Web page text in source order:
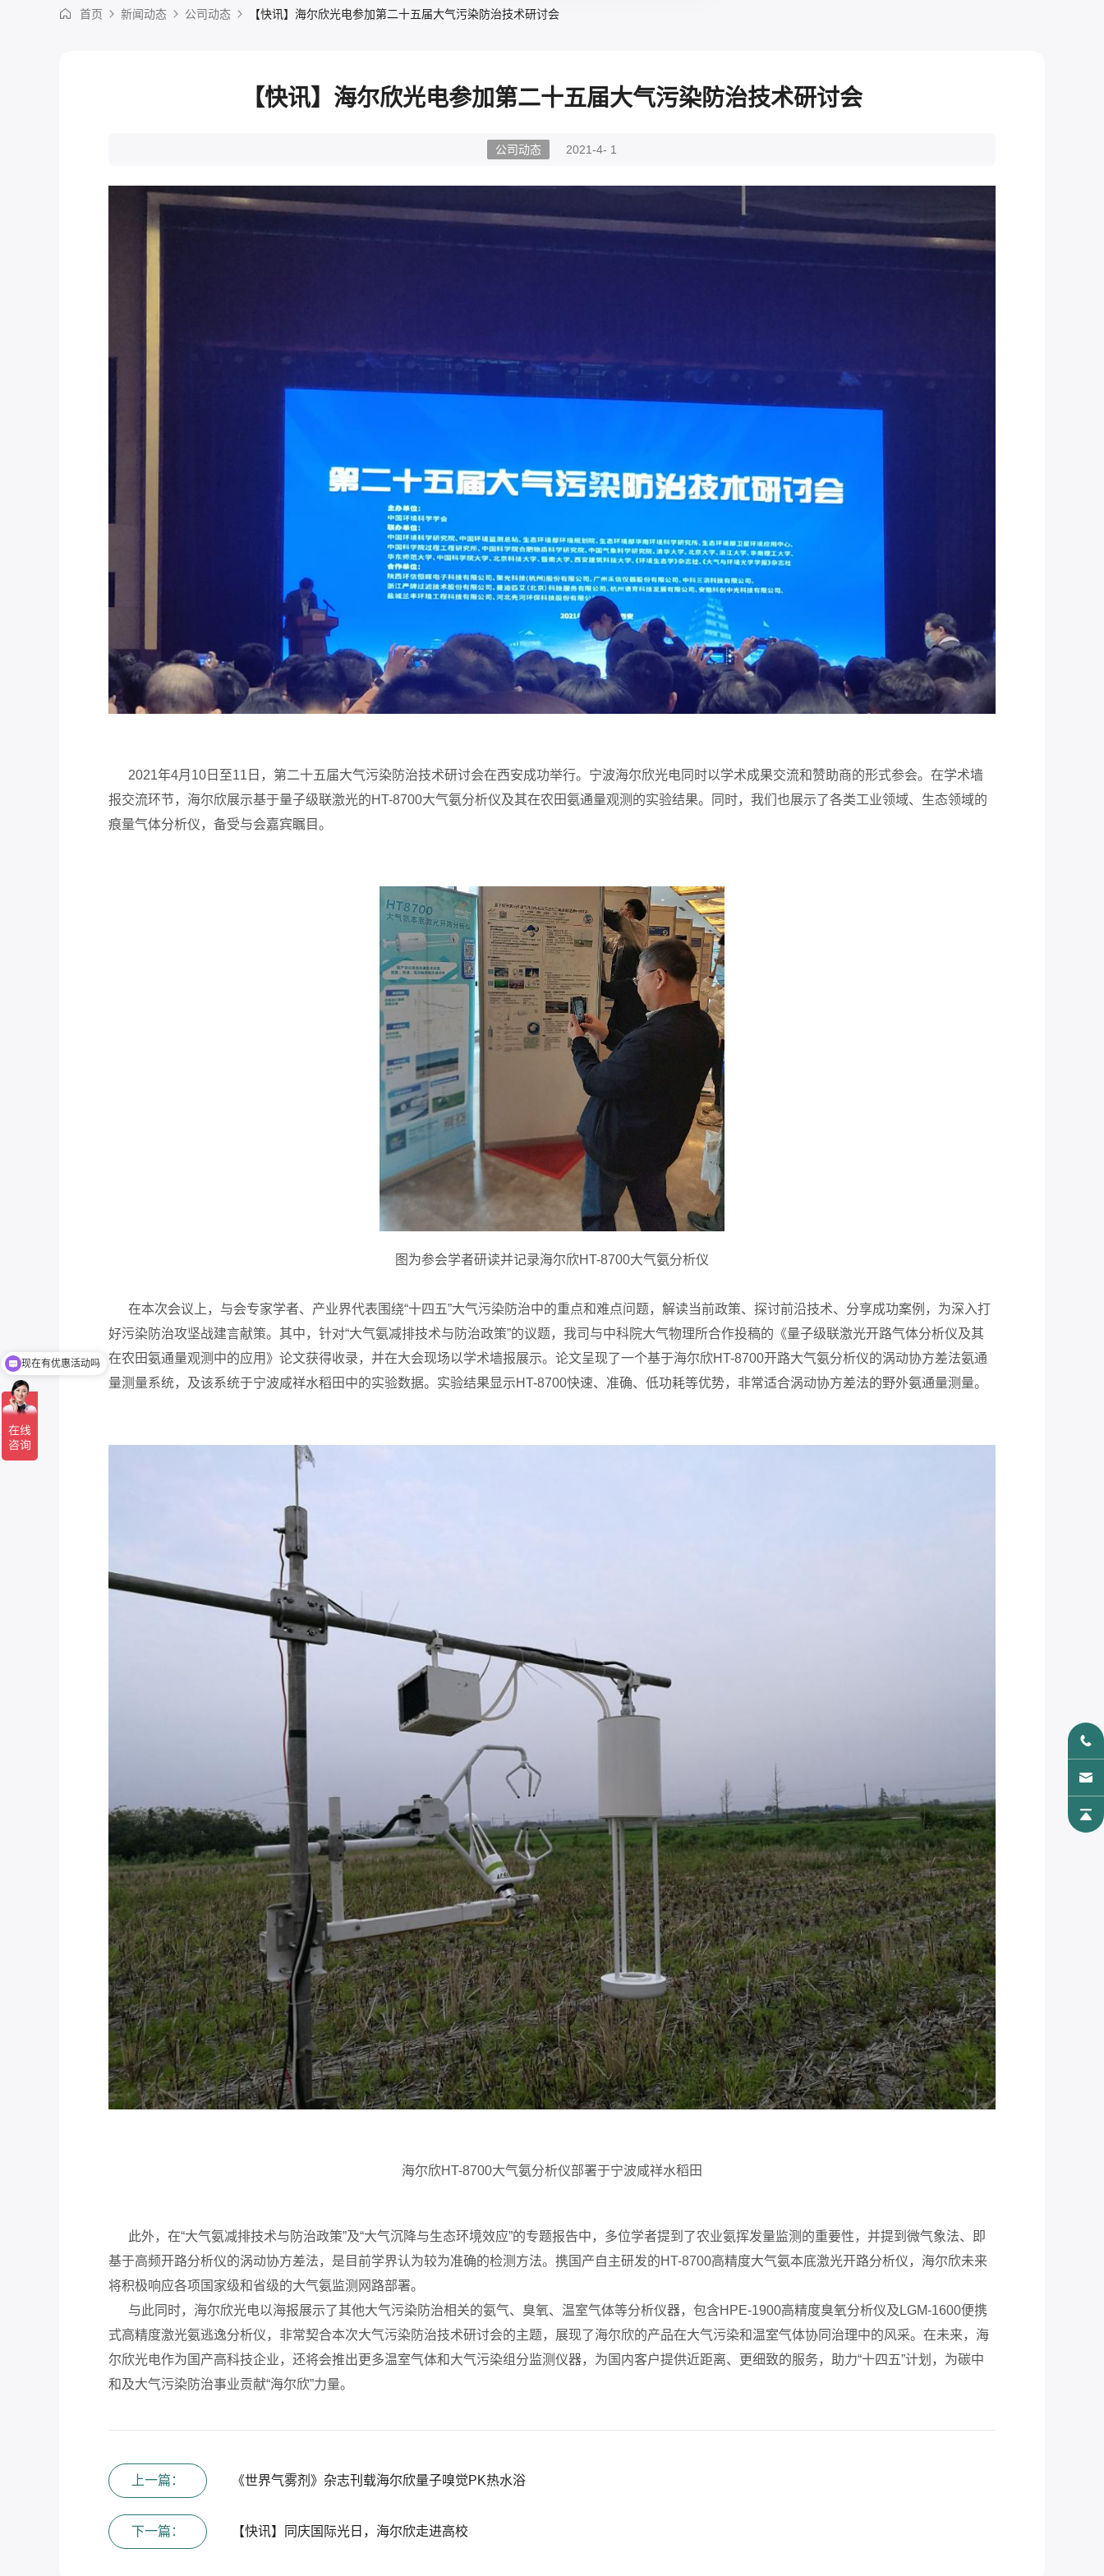
首页 新闻动态 公司动态 【快讯】海尔欣光电参加第二十五届大气污染防治技术研讨会
【快讯】海尔欣光电参加第二十五届大气污染防治技术研讨会
公司动态 2021-4- 1
2021年4月10日至11日，第二十五届大气污染防治技术研讨会在西安成功举行。宁波海尔欣光电同时以学术成果交流和赞助商的形式参会。在学术墙
报交流环节，海尔欣展示基于量子级联激光的HT-8700大气氨分析仪及其在农田氨通量观测的实验结果。同时，我们也展示了各类工业领域、生态领域的
痕量气体分析仪，备受与会嘉宾瞩目。
图为参会学者研读并记录海尔欣HT-8700大气氨分析仪
在本次会议上，与会专家学者、产业界代表围绕“十四五”大气污染防治中的重点和难点问题，解读当前政策、探讨前沿技术、分享成功案例，为深入打
好污染防治攻坚战建言献策。其中，针对“大气氨减排技术与防治政策”的议题，我司与中科院大气物理所合作投稿的《量子级联激光开路气体分析仪及其
在农田氨通量观测中的应用》论文获得收录，并在大会现场以学术墙报展示。论文呈现了一个基于海尔欣HT-8700开路大气氨分析仪的涡动协方差法氨通
量测量系统，及该系统于宁波咸祥水稻田中的实验数据。实验结果显示HT-8700快速、准确、低功耗等优势，非常适合涡动协方差法的野外氨通量测量。
海尔欣HT-8700大气氨分析仪部署于宁波咸祥水稻田
此外，在“大气氨减排技术与防治政策”及“大气沉降与生态环境效应”的专题报告中，多位学者提到了农业氨挥发量监测的重要性，并提到微气象法、即
基于高频开路分析仪的涡动协方差法，是目前学界认为较为准确的检测方法。携国产自主研发的HT-8700高精度大气氨本底激光开路分析仪，海尔欣未来
将积极响应各项国家级和省级的大气氨监测网路部署。
与此同时，海尔欣光电以海报展示了其他大气污染防治相关的氨气、臭氧、温室气体等分析仪器，包含HPE-1900高精度臭氧分析仪及 LGM-1600便携
式高精度激光氨逃逸分析仪，非常契合本次大气污染防治技术研讨会的主题，展现了海尔欣的产品在大气污染和温室气体协同治理中的风采。在未来，海
尔欣光电作为国产高科技企业，还将会推出更多温室气体和大气污染组分监测仪器，为国内客户提供近距离、更细致的服务，助力“十四五”计划，为碳中
和 及大气污染防治事业贡献“海尔欣”力量。
上一篇： 《世界气雾剂》杂志刊载海尔欣量子嗅觉PK热水浴
下一篇： 【快讯】同庆国际光日，海尔欣走进高校
可以介绍下你们的产品么